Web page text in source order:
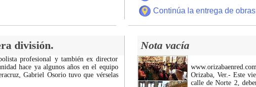
Continúa la entrega de
división. Nota vacía
profesional y también ex director
hace ya algunos años en el equipo
Gabriel Osorio tuvo que vérselas
Orizaba, Ver.- Este
calle de Norte 2,